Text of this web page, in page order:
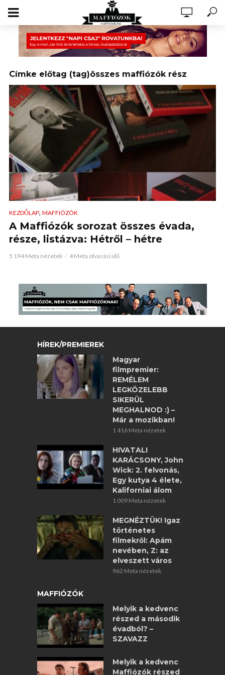
Címke előtag (tag)összes maffiózók rész
KEZDŐLAP, MAFFIÓZÓK
A Maffiózók sorozat összes évada,
része, listázva: Hétről – hétre
5 194 Meta nézetek 4 Meta olvasási idő
HÍREK/PREMIEREK
Magyar
filmpremier:
REMÉLEM
LEGKÖZELEBB
SIKERÜL
MEGHALNOD :) –
Már a mozikban!
1 416 Meta nézetek
HIVATALI
KARÁCSONY, John
Wick: 2. felvonás,
Egy kutya 4 élete,
Kaliforniai álom
1 009 Meta nézetek
MEGNÉZTÜK! Igaz
történetes
filmekről: Apám
nevében, Z: az
elveszett város
962 Meta nézetek
MAFFIÓZÓK
Melyik a kedvenc
részed a második
évadból? –
SZAVAZZ
Melyik a kedvenc
Maffiózók részed